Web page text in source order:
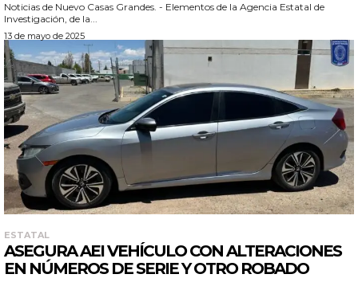
Noticias de Nuevo Casas Grandes. - Elementos de la Agencia Estatal de
Investigación, de la...
13 de mayo de 2025
ESTATAL
ASEGURA AEI VEHÍCULO CON ALTERACIONES
EN NÚMEROS DE SERIE Y OTRO ROBADO